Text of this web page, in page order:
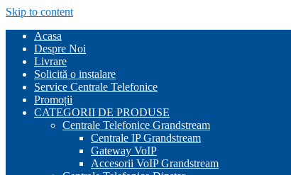
Skip to content
Acasa
Despre Noi
Livrare
Solicită o instalare
Service Centrale Telefonice
Promoții
CATEGORII DE PRODUSE
Centrale Telefonice Grandstream
Centrale IP Grandstream
Gateway VoIP
Accesorii VoIP Grandstream